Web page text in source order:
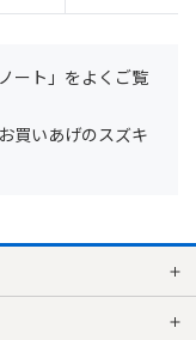
ート」をよくご覧
買いあげのスズキ